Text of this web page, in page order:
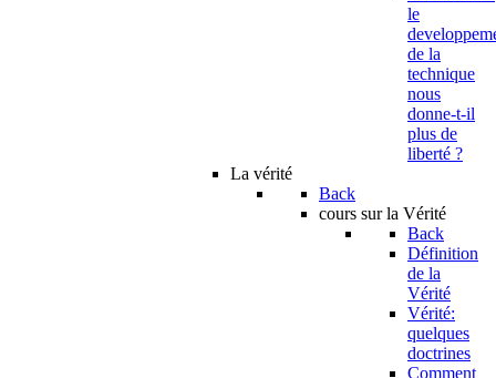
le
de la
technique
nous
donne-t-il
plus de
liberté ?
La vérité
Back
cours sur la Vérité
Back
Définition
de la
Vérité
Vérité:
quelques
doctrines
Comment